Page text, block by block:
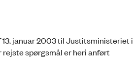
januar 2003 til Justitsministeriet i
spørgsmål er heri anført